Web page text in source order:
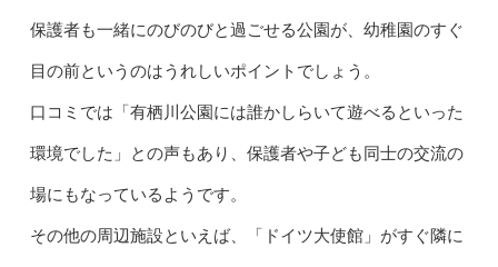
保護者も一緒にのびのびと過ごせる公園が、幼稚園のすぐ
目の前というのはうれしいポイントでしょう。
口コミでは「有栖川公園には誰かしらいて遊べるといった
環境でした」との声もあり、保護者や子ども同士の交流の
場にもなっているようです。
その他の周辺施設といえば、「ドイツ大使館」がすぐ隣に